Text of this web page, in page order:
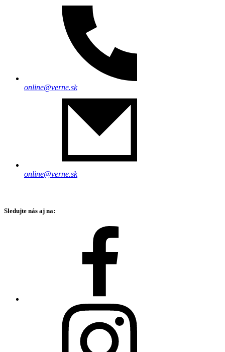
online@verne.sk
online@verne.sk
Sledujte nás aj na: